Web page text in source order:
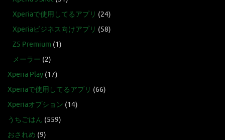
Xperiaで使用してるアプリ (24)
Xperiaビジネス向けアプリ (58)
Z5 Premium (1)
メーラー (2)
Xperia Play (17)
Xperiaで使用してるアプリ (66)
Xperiaオプション (14)
うちごはん (559)
おされめ (9)